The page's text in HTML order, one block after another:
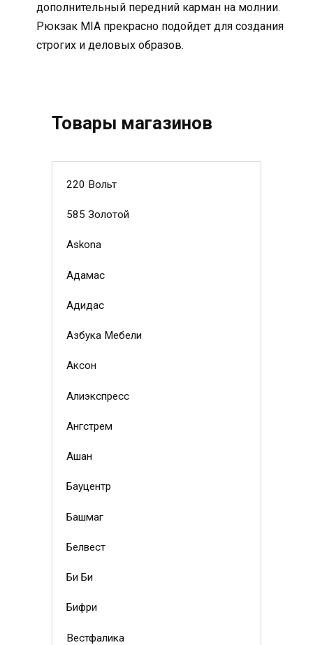
дополнительный передний карман на молнии.
Рюкзак MIA прекрасно подойдет для создания
строгих и деловых образов.
Товары магазинов
220 Вольт
585 Золотой
Askona
Адамас
Адидас
Азбука Мебели
Аксон
Алиэкспресс
Ангстрем
Ашан
Бауцентр
Башмаг
Белвест
Би Би
Бифри
Вестфалика